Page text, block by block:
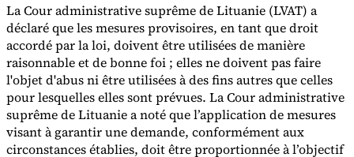
La Cour administrative suprême de Lituanie (LVAT) a
déclaré que les mesures provisoires, en tant que droit
accordé par la loi, doivent être utilisées de manière
raisonnable et de bonne foi ; elles ne doivent pas faire
l'objet d'abus ni être utilisées à des fins autres que celles
pour lesquelles elles sont prévues. La Cour administrative
suprême de Lituanie a noté que l’application de mesures
visant à garantir une demande, conformément aux
circonstances établies, doit être proportionnée à l’objectif